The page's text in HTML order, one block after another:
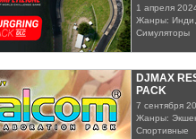
1 апреля
Жанры: Инди,
Симуляторы
DJMAX
PACK
7 сентября
Жанры:
Спортивные